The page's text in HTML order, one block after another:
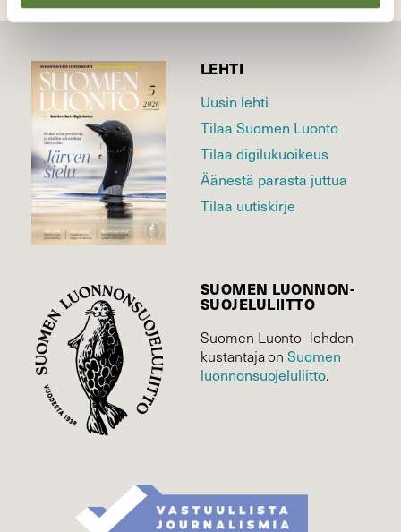
LEHTI
Uusin lehti
Tilaa Suomen Luonto
Tilaa digilukuoikeus
Äänestä parasta juttua
Tilaa uutiskirje
SUOMEN LUONNON­
SUOJELU­LIITTO
Suomen Luonto -lehden
kustantaja onSuomen
luonnonsuojelu­liitto.